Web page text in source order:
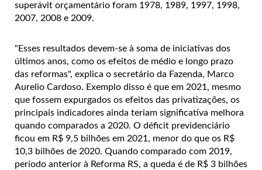
superávit orçamentário foram 1978, 1989, 1997, 1998,
2007, 2008 e 2009.
"Esses resultados devem-se à soma de iniciativas dos
últimos anos, como os efeitos de médio e longo prazo
das reformas", explica o secretário da Fazenda, Marco
Aurelio Cardoso. Exemplo disso é que em 2021, mesmo
que fossem expurgados os efeitos das privatizações, os
principais indicadores ainda teriam significativa melhora
quando comparados a 2020. O déficit previdenciário
ficou em R$ 9,5 bilhões em 2021, menor do que os R$
10,3 bilhões de 2020. Quando comparado com 2019,
período anterior à Reforma RS, a queda é de R$ 3 bilhões